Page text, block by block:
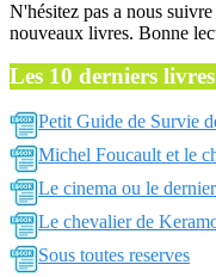
N'hésitez pas a nous
nouveaux livres. Bonne
Les 10 derniers
Petit Guide de Survie
Michel Foucault et le
Le cinema ou le
Le chevalier de
Sous toutes reserves